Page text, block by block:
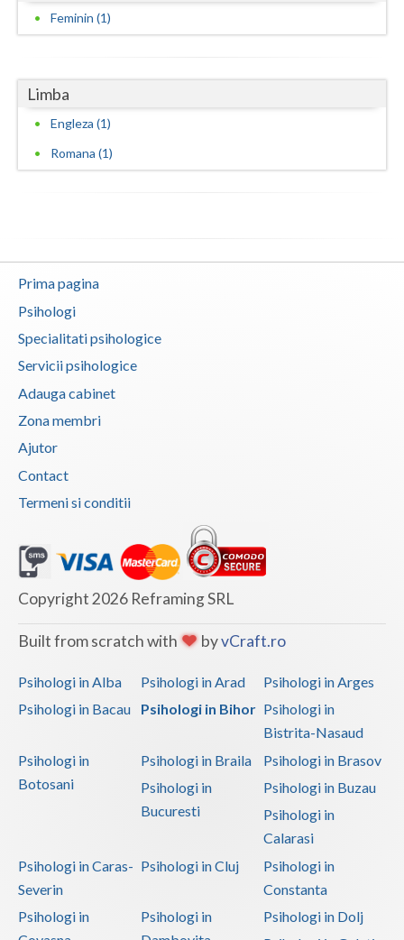
Feminin (1)
Limba
Engleza (1)
Romana (1)
Prima pagina
Psihologi
Specialitati psihologice
Servicii psihologice
Adauga cabinet
Zona membri
Ajutor
Contact
Termeni si conditii
Copyright 2026 Reframing SRL
Built from scratch with byvCraft.ro
Psihologi in Alba Psihologi in Arad
Psihologi in Arges
Psihologi in Bacau
Psihologi in Bihor Psihologi in
Bistrita-Nasaud
Psihologi in
Botosani
Psihologi in Braila
Psihologi in Brasov
Psihologi in
Bucuresti
Psihologi in Buzau
Psihologi in
Calarasi
Psihologi in Caras-
Severin
Psihologi in Cluj
Psihologi in
Constanta
Psihologi in
Psihologi in
Psihologi in Dolj